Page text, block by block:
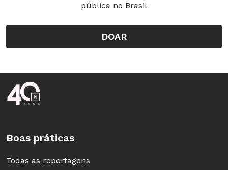
pública no Brasil
DOAR
Rodapé da Nova Escola
Boas práticas
Todas as reportagens